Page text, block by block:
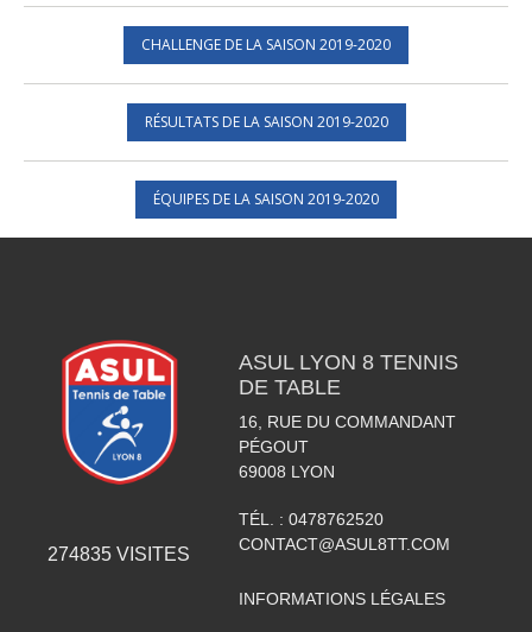
CHALLENGE DE LA SAISON 2019-2020
RÉSULTATS DE LA SAISON 2019-2020
ÉQUIPES DE LA SAISON 2019-2020
274835 VISITES
ASUL LYON 8 TENNIS
DE TABLE
16, RUE DU COMMANDANT
PÉGOUT
69008 LYON
TÉL. : 0478762520
CONTACT@ASUL8TT.COM
INFORMATIONS LÉGALES